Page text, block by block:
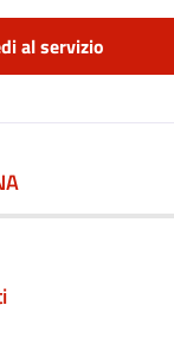
al servizio